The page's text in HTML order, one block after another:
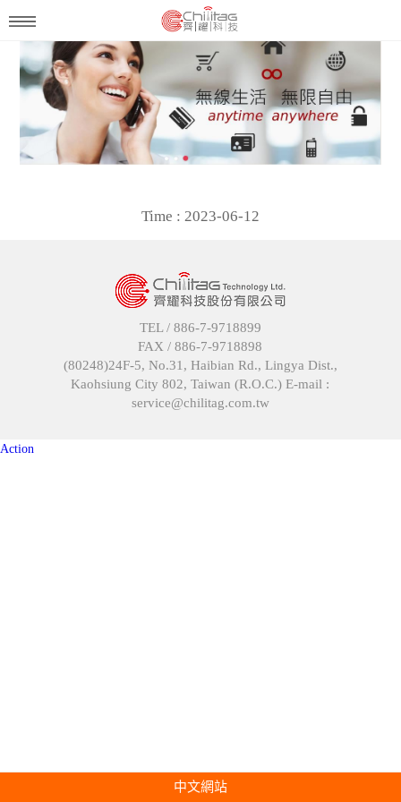
Time : 2023-06-12
TEL / 886-7-9718899
FAX /886-7-9718898
(80248)24F-5, No.31, Haibian Rd., Lingya Dist.,
Kaohsiung City 802, Taiwan (R.O.C.) E-mail :
service@chilitag.com.tw
中文網站
Action